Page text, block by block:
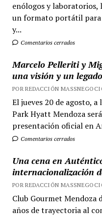
enólogos y laboratorios,
un formato portátil para
y...
Comentarios cerrados
Marcelo Pelleriti y
una visión y un
POR REDACCIÓN
El jueves 20 de agosto,
Park Hyatt Mendoza
presentación oficial en
Comentarios cerrados
Una cena en
internacionalización
POR REDACCIÓN
Club Gourmet Mendoza
años de trayectoria al